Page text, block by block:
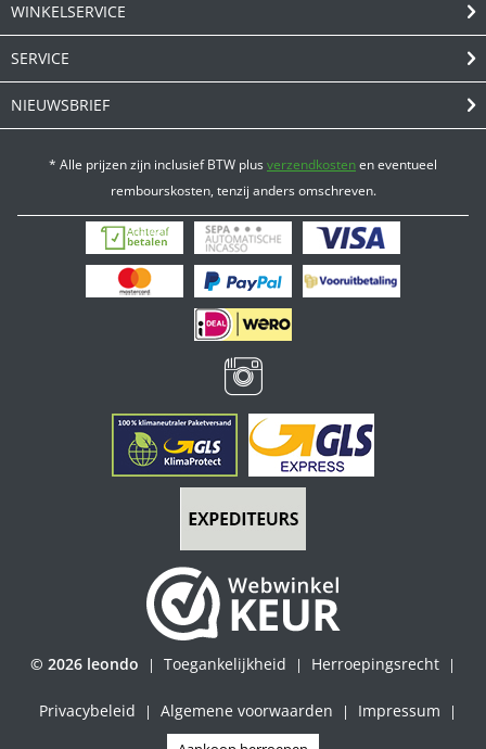
WINKELSERVICE
SERVICE
NIEUWSBRIEF
* Alle prijzen zijn inclusief BTW plusverzendkostenen eventueel
rembourskosten, tenzij anders omschreven.
© 2026 leondo | Toegankelijkheid | Herroepingsrecht |
Privacybeleid | Algemene voorwaarden | Impressum
|